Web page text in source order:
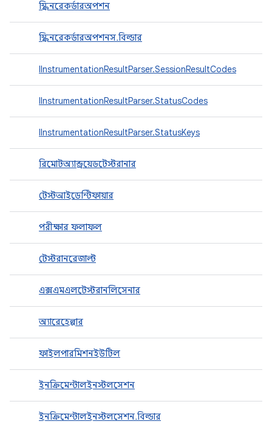
স্ক্রিনরেকর্ডারঅপশন
স্ক্রিনরেকর্ডারঅপশনস.বিল্ডার
IInstrumentationResultParser.SessionResultCodes
IInstrumentationResultParser.StatusCodes
IInstrumentationResultParser.StatusKeys
রিমোটঅ্যান্ড্রয়েডটেস্টরানার
টেস্টআইডেন্টিফায়ার
পরীক্ষার ফলাফল
টেস্টরানরেজাল্ট
এক্সএমএলটেস্টরানলিসেনার
অ্যারেহেল্পার
ফাইলপারমিশনইউটিল
ইনক্রিমেন্টালইনস্টলসেশন
ইনক্রিমেন্টালইনস্টলসেশন.বিল্ডার